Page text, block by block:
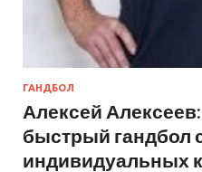
ГАНДБОЛ
Алексей
быстрый гандбол
индивидуальных